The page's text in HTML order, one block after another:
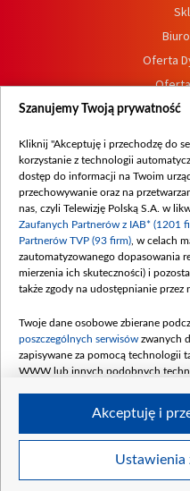
Oferta
Procedura
© 2026 Telewizja
Szanujemy Twoją prywatność
Kliknij "Akceptuję i przechodzę do
korzystanie z technologii
dostęp do informacji na Twoim
przechowywanie oraz na
nas, czyli Telewizję Polską S.A. w
Zaufanych Partnerów z IAB* (1201
Partnerów TVP (93 firm) , w celach
zautomatyzowanego dopasowania
mierzenia ich skuteczności) i
także zgody na udostępnianie przez
Twoje dane osobowe zbierane
poszczególnych serwisów zwanych
zapisywane za pomocą technologii
WWW lub innych podobnych
Twoje dane osobowe zbierane
Ustawienia
Akceptuję i